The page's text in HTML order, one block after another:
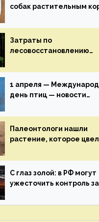
собак растительным
здоровье — новости
экологии на ECOportal
Затраты по
лесовосстановлению
строительства —
экологии на ECOportal
1 апреля —
день птиц — новости
Палеонтологи нашли
растение, которое
экологии на ECOportal
С глаз золой: в РФ могут
ужесточить контроль за
— новости экологии на